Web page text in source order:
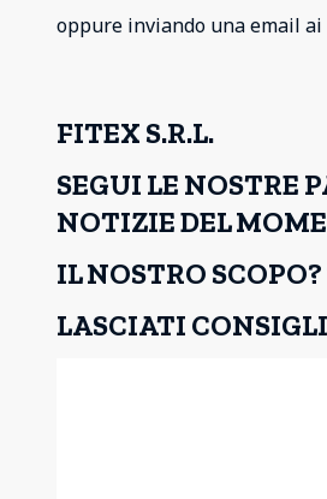
oppure inviando una email
FITEX S.R.L.
SEGUI LE NOSTRE
NOTIZIE DEL
IL NOSTRO
LASCIATI